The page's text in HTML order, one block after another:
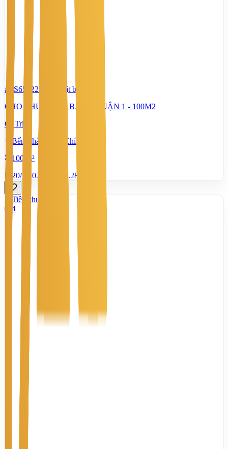
#TS65022416
Mặt bằng
CHO THUÊ MẶT BẰNG QUẬN 1 - 100M2
60 Triệu
Bến Thành, Hồ Chí Minh
100 m²
20/7/2026
1.287
Tiêu chuẩn
4